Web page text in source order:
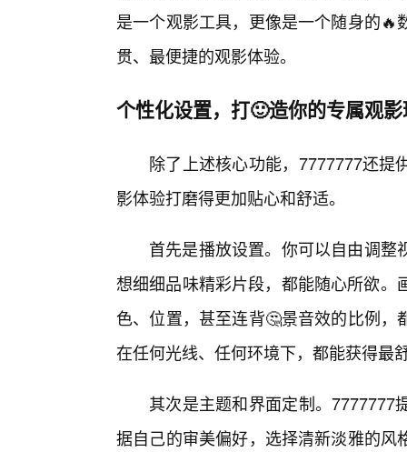
是一个观影工具，更像是一个随身的
贯、最便捷的观影体验。
个性化设置，打🙂造你的专属观
除了上述核心功能，7777777还提
影体验打磨得更加贴心和舒适。
首先是播放设置。你可以自由调
想细细品味精彩片段，都能随心所欲
色、位置，甚至连背🤔景音效的比例
在任何光线、任何环境下，都能获得最
其次是主题和界面定制。7777777
据自己的审美偏好，选择清新淡雅的